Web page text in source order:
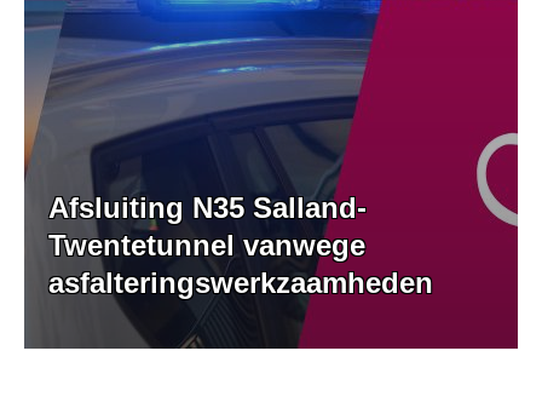
Afsluiting N35 Salland-
Twentetunnel vanwege
asfalteringswerkzaamheden